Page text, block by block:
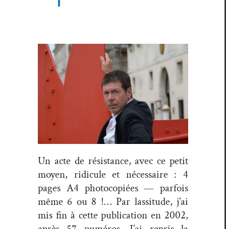
Un acte de résis­tance, avec ce petit
moyen, ridicule et néces­saire : 4
pages A4 pho­to­copiées — par­fois
même 6 ou 8 !… Par las­si­tude, j’ai
mis fin à cette pub­li­ca­tion en 2002,